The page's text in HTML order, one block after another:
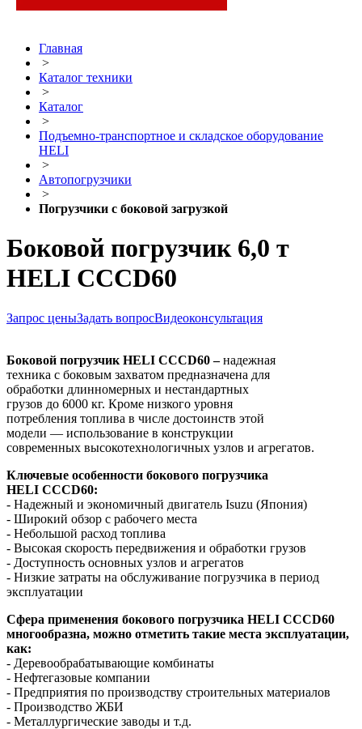
Главная
>
Каталог техники
>
Каталог
>
Подъемно-транспортное и складское оборудование
HELI
>
Автопогрузчики
>
Погрузчики с боковой загрузкой
Боковой погрузчик 6,0 т
HELI CCCD60
Запрос ценыЗадать вопросВидеоконсультация
Боковой погрузчик HELI CCCD60 –надежная
техника с боковым захватом предназначена для
обработки длинномерных и нестандартных
грузов до 6000 кг. Кроме низкого уровня
потребления топлива в числе достоинств этой
модели — использование в конструкции
современных высокотехнологичных узлов и агрегатов.
Ключевые особенности бокового погрузчика
HELI CCCD60:
- Надежный и экономичный двигатель Isuzu (Япония)
- Широкий обзор с рабочего места
- Небольшой расход топлива
- Высокая скорость передвижения и обработки грузов
- Доступность основных узлов и агрегатов
- Низкие затраты на обслуживание погрузчика в период
эксплуатации
Сфера применения бокового погрузчика HELI СССD60
многообразна, можно отметить такие места эксплуатации,
как:
- Деревообрабатывающие комбинаты
- Нефтегазовые компании
- Предприятия по производству строительных материалов
- Производство ЖБИ
- Металлургические заводы и т.д.